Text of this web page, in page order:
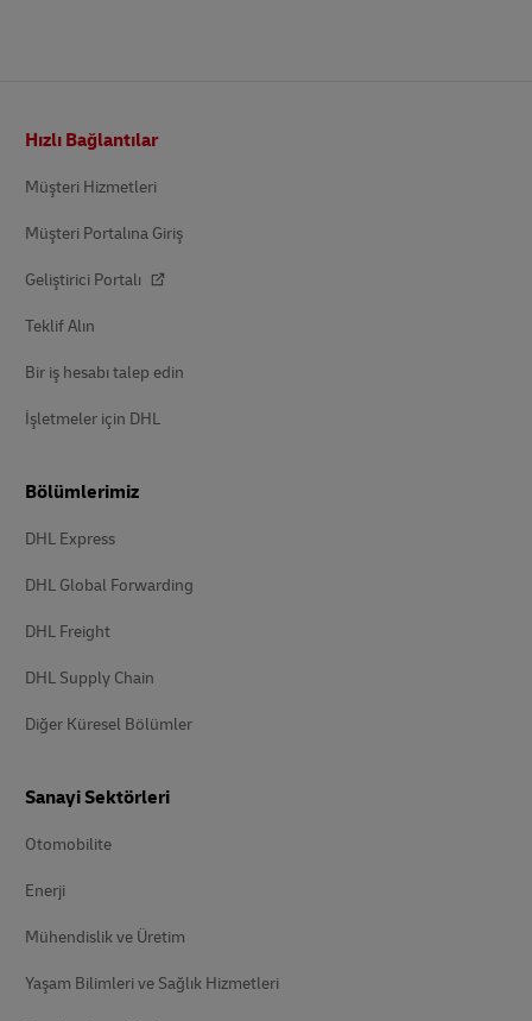
Hızlı Bağlantılar
Müşteri Hizmetleri
Müşteri Portalına Giriş
Geliştirici Portalı
Teklif Alın
Bir iş hesabı talep edin
İşletmeler için DHL
Bölümlerimiz
DHL Express
DHL Global Forwarding
DHL Freight
DHL Supply Chain
Diğer Küresel Bölümler
Sanayi Sektörleri
Otomobilite
Enerji
Mühendislik ve Üretim
Yaşam Bilimleri ve Sağlık Hizmetleri